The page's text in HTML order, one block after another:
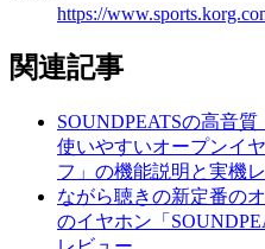
https://
関連記事
SOUNDPEATSの高音
使いやすいオープンイ
フ」の機能説明と実機
ながら聴きの新定番の
のイヤホン「